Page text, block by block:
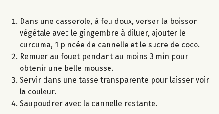
Dans une casserole, à feu doux, verser la boisson
végétale avec le gingembre à diluer, ajouter le
curcuma, 1 pincée de cannelle et le sucre de coco.
Remuer au fouet pendant au moins 3 min pour
obtenir une belle mousse.
Servir dans une tasse transparente pour laisser voir
la couleur.
Saupoudrer avec la cannelle restante.